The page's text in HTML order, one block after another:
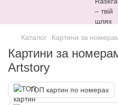
Каталог Картини за
Картини за
Artstory
ТОП картин по номерах